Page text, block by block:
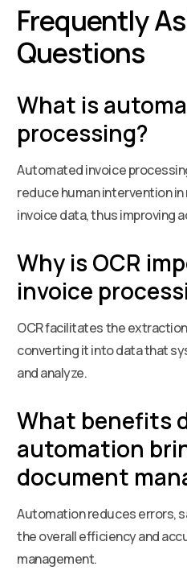
Frequently
Questions
What is
processing?
Automated invoice
reduce human intervention
invoice data, thus improving
Why is OCR
invoice
OCR facilitates the
converting it into data that
and analyze.
What benefits
automation
document
Automation reduces errors,
the overall efficiency and
management.